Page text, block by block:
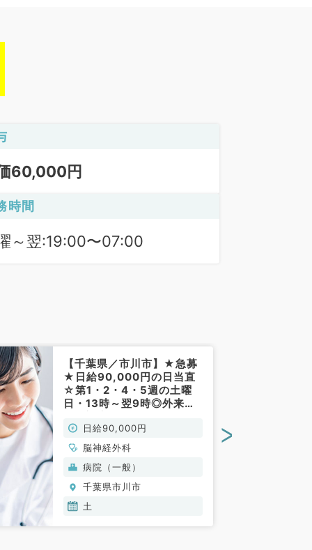
60,000円
時間
～翌:19:00〜07:00
【千葉県／市川市】★急募
★日給90,000円の日当直
☆第1・2・4・5週の土曜
日・13時～翌9時◎外来・
（脳神経外科／非常勤）
日給90,000円
脳神経外科
病院（一般）
千葉県市川市
土
>